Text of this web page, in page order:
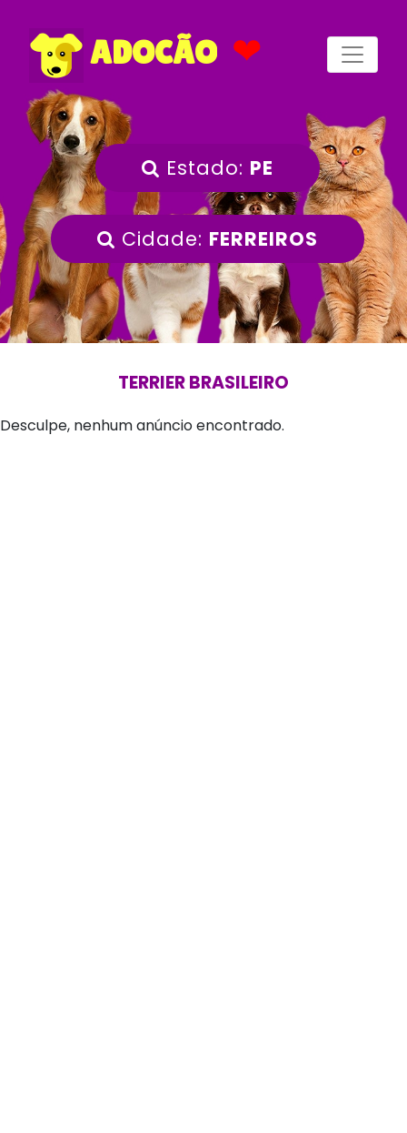
ADOCÃO ❤
Estado: PE
Cidade: FERREIROS
TERRIER BRASILEIRO
Desculpe, nenhum anúncio encontrado.